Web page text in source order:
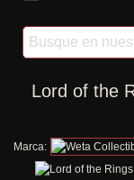
Lord of the
Marca: